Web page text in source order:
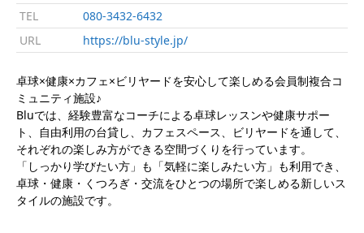
TEL
080-3432-6432
URL
https://blu-style.jp/
卓球×健康×カフェ×ビリヤードを安心して楽しめる会員制複合コ
ミュニティ施設♪
Bluでは、経験豊富なコーチによる卓球レッスンや健康サポー
ト、自由利用の台貸し、カフェスペース、ビリヤードを通して、
それぞれの楽しみ方ができる空間づくりを行っています。
「しっかり学びたい方」も「気軽に楽しみたい方」も利用でき、
卓球・健康・くつろぎ・交流をひとつの場所で楽しめる新しいス
タイルの施設です。